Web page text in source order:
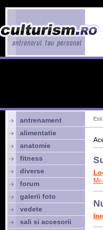
Esti
antrenament
alimentatie
anatomie
fitness
diverse
forum
galerii foto
vedete
sali si accesorii